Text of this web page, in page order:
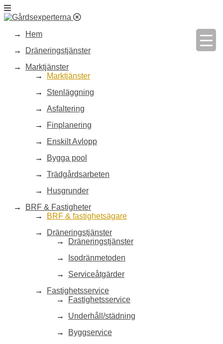
Hem
Dräneringstjänster
Marktjänster
Marktjänster
Stenläggning
Asfaltering
Finplanering
Enskilt Avlopp
Bygga pool
Trädgårdsarbeten
Husgrunder
BRF & Fastigheter
BRF & fastighetsägare
Dräneringstjänster
Dräneringstjänster
Isodränmetoden
Serviceåtgärder
Fastighetsservice
Fastighetsservice
Underhåll/städning
Byggservice